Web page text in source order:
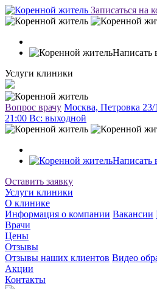
Записаться на
Написать
Услуги клиники
Вопрос врачу Москва, Петровка 23/
21:00 Вc: выходной
Написать
Оставить заявку
Услуги клиники
О клинике
Информация о компании Вакансии
Врачи
Цены
Отзывы
Отзывы наших клиентов Видео
Акции
Контакты